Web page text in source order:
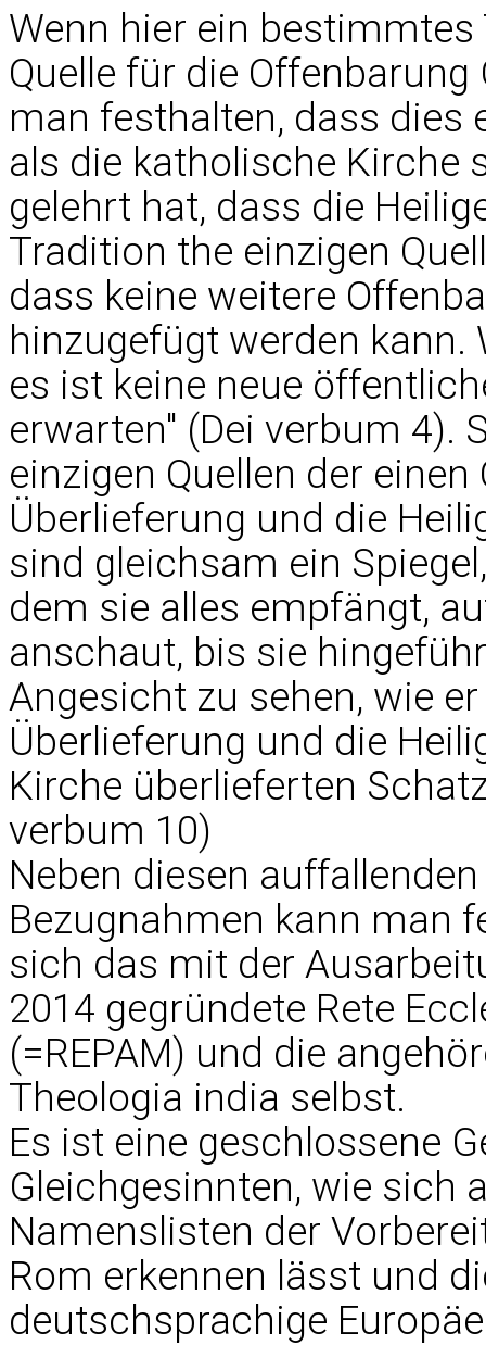
Wenn hier ein bestimmtes
Quelle für die
man festhalten, dass dies
als die katholische Kirche
gelehrt hat, dass die
Tradition the einzigen
dass keine weitere
hinzugefügt werden kann.
es ist keine neue
erwarten" (Dei verbum 4).
einzigen Quellen der
Überlieferung und die
sind gleichsam ein
dem sie alles empfängt,
anschaut, bis sie
Angesicht zu sehen, wie
Überlieferung und die
Kirche überlieferten
verbum 10)
Neben diesen
Bezugnahmen kann man
sich das mit der
2014 gegründete Rete
(=REPAM) und die
Theologia india selbst.
Es ist eine geschlossene
Gleichgesinnten, wie sich
Namenslisten der
Rom erkennen lässt und
deutschsprachige